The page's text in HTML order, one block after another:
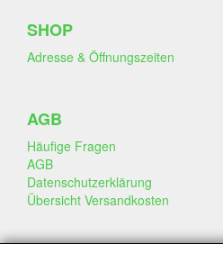
SHOP
Adresse & Öffnungszeiten
AGB
Häufige Fragen
AGB
Datenschutzerklärung
Übersicht Versandkosten